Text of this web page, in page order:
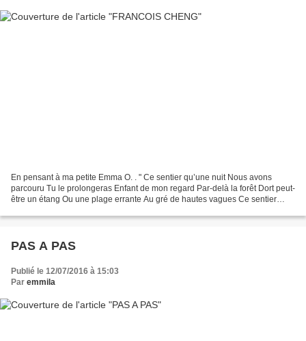
En pensant à ma petite Emma O. . " Ce sentier qu’une nuit Nous avons
parcouru Tu le prolongeras Enfant de mon regard Par-delà la forêt Dort peut-
être un étang Ou une plage errante Au gré de hautes vagues Ce sentier
PAS A PAS
Publié le 12/07/2016 à 15:03
Par emmila